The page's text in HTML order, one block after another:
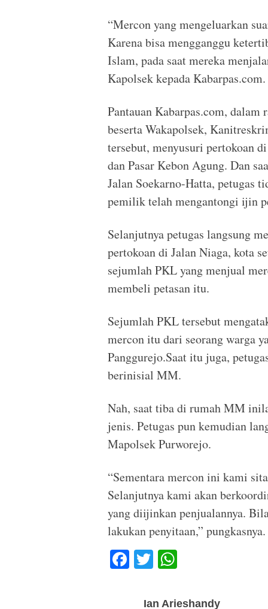
“Mercon yang mengeluarkan
Karena bisa mengganggu
Islam, pada saat mereka
Kapolsek kepada Kabarpas.com.
Pantauan Kabarpas.com,
beserta Wakapolsek,
tersebut, menyusuri pertokoan
dan Pasar Kebon Agung. Dan
Jalan Soekarno-Hatta, petugas
pemilik telah mengantongi ijin
Selanjutnya petugas langsung
pertokoan di Jalan Niaga, kota
sejumlah PKL yang menjual
membeli petasan itu.
Sejumlah PKL tersebut
mercon itu dari seorang warga
Panggurejo.Saat itu juga,
berinisial MM.
Nah, saat tiba di rumah MM
jenis. Petugas pun kemudian
Mapolsek Purworejo.
“Sementara mercon ini kami
Selanjutnya kami akan
yang diijinkan penjualannya.
lakukan penyitaan,” pungkasnya.
F
T
tt
at
Ian Arieshandy